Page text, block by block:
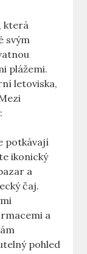
která
svým
plážemi.
letoviska,
potkávají
ikonický
a
čaj.
a
pohled